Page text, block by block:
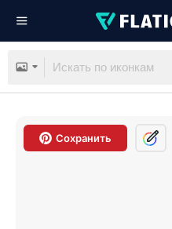
Сохранить